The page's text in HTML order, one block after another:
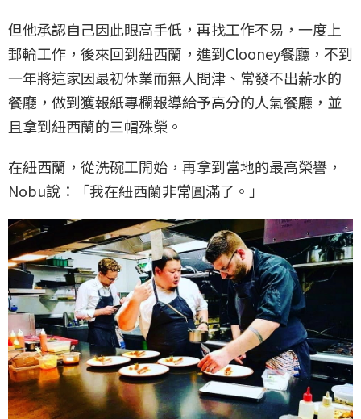
但他承認自己因此眼高手低，再找工作不易，一度上
郵輪工作，後來回到紐西蘭，進到Clooney餐廳，不到
一年將這家因最初休業而無人問津、常發不出薪水的
餐廳，做到獲報紙專欄報導給予高分的人氣餐廳，並
且拿到紐西蘭的三帽殊榮。
在紐西蘭，從洗碗工開始，再拿到當地的最高榮譽，
Nobu說：「我在紐西蘭非常圓滿了。」